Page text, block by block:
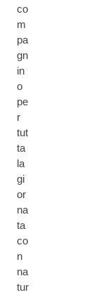
co
m
pa
gn
in
o
pe
r
tut
ta
la
gi
or
na
ta
co
n
na
tur